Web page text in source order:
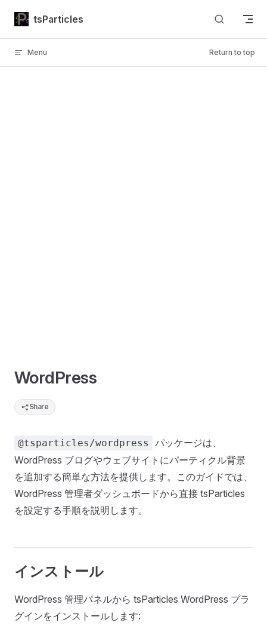
Skip to content
tsParticles
Menu Return to top
WordPress
Share
@tsparticles/wordpress
パッケージは、
WordPress ブログやウェブサイトにパーティクル背景
を追加する簡単な方法を提供します。このガイドでは、
WordPress 管理者ダッシュボードから直接 tsParticles
を設定する手順を説明します。
インストール
WordPress 管理パネルから tsParticles WordPress プラ
グインをインストールします: